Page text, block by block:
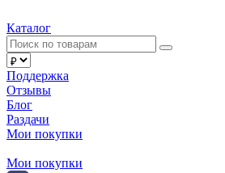
Каталог
Поддержка
Отзывы
Блог
Раздачи
Мои покупки
Мои покупки